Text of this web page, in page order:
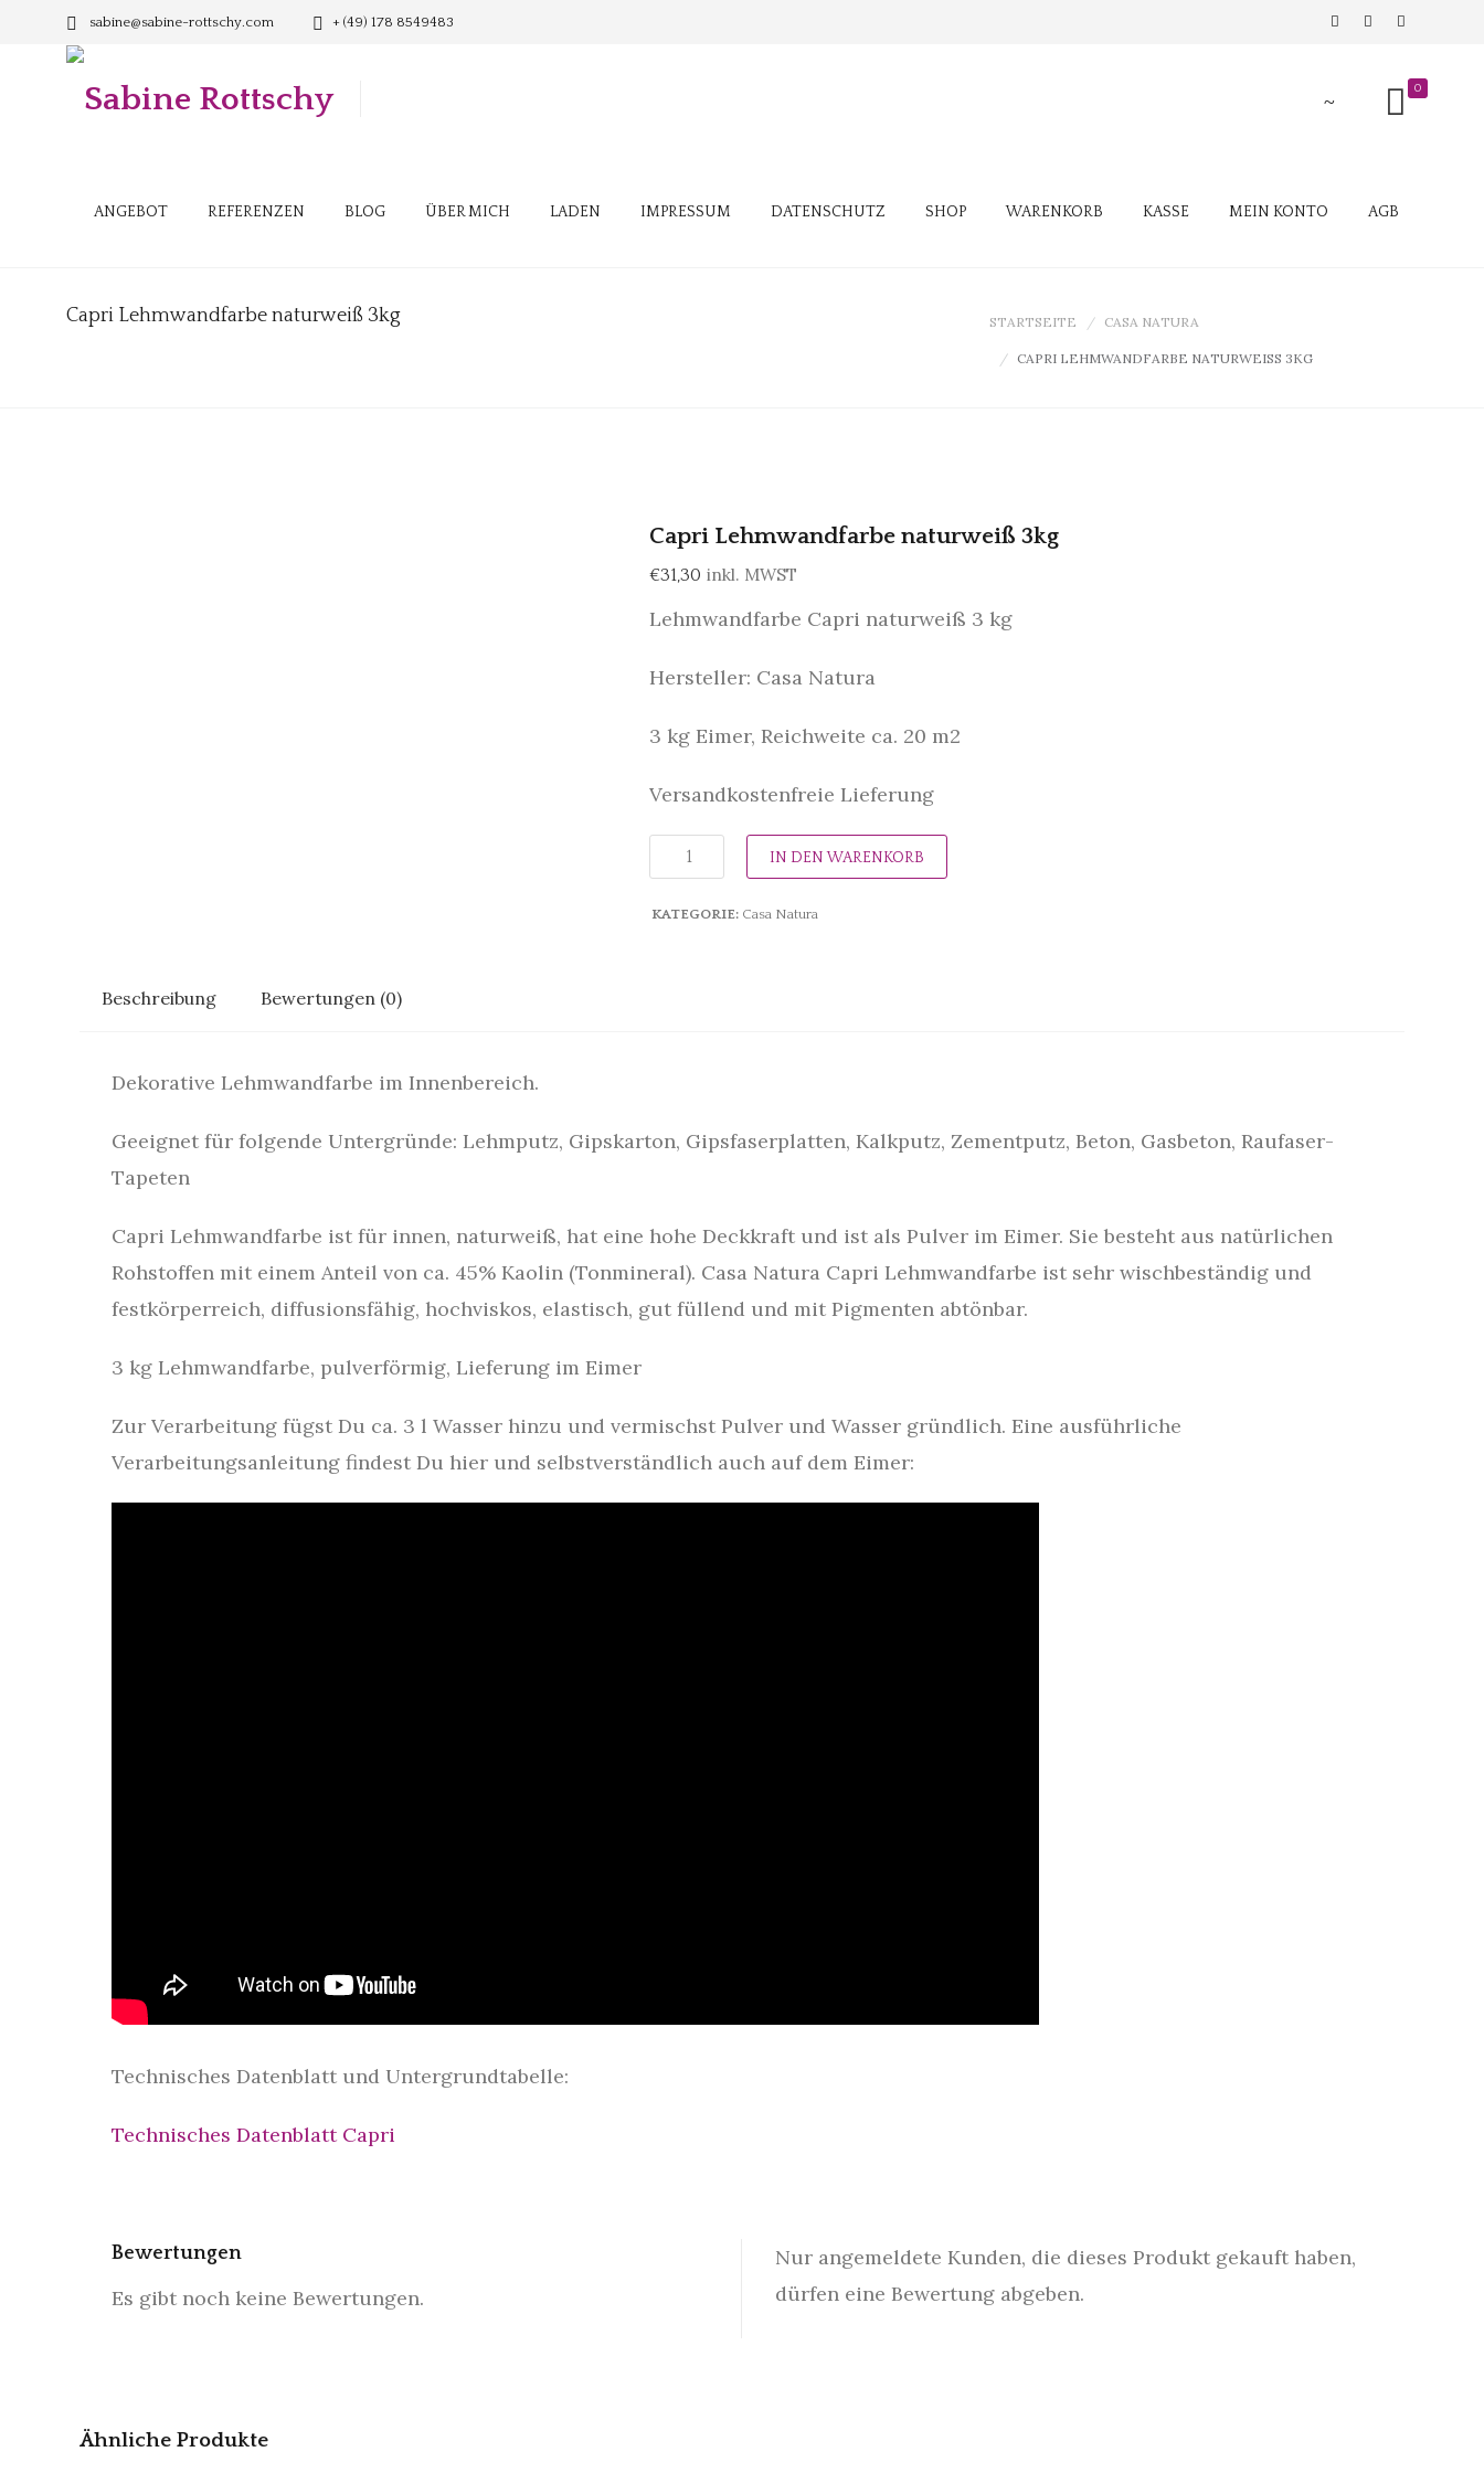
sabine@sabine-rottschy.com + (49) 178 8549483
0
ANGEBOT REFERENZEN BLOG ÜBER MICH LADEN IMPRESSUM DATENSCHUTZ SHOP WARENKORB KASSE MEIN KONTO AGB
Capri Lehmwandfarbe naturweiß 3kg STARTSEITE CASA NATURA
CAPRI LEHMWANDFARBE NATURWEISS 3KG
Capri Lehmwandfarbe naturweiß 3kg
€31,30 inkl. MWST
Lehmwandfarbe Capri naturweiß 3 kg
Hersteller: Casa Natura
3 kg Eimer, Reichweite ca. 20 m2
Versandkostenfreie Lieferung
IN DEN WARENKORB
KATEGORIE: Casa Natura
Beschreibung Bewertungen (0)
Dekorative Lehmwandfarbe im Innenbereich.
Geeignet für folgende Untergründe: Lehmputz, Gipskarton, Gipsfaserplatten, Kalkputz, Zementputz, Beton, Gasbeton, Raufaser-
Tapeten
Capri Lehmwandfarbe ist für innen, naturweiß, hat eine hohe Deckkraft und ist als Pulver im Eimer. Sie besteht aus natürlichen
Rohstoffen mit einem Anteil von ca. 45% Kaolin (Tonmineral). Casa Natura Capri Lehmwandfarbe ist sehr wischbeständig und
festkörperreich, diffusionsfähig, hochviskos, elastisch, gut füllend und mit Pigmenten abtönbar.
3 kg Lehmwandfarbe, pulverförmig, Lieferung im Eimer
Zur Verarbeitung fügst Du ca. 3 l Wasser hinzu und vermischst Pulver und Wasser gründlich. Eine ausführliche
Verarbeitungsanleitung findest Du hier und selbstverständlich auch auf dem Eimer:
Technisches Datenblatt und Untergrundtabelle:
Technisches Datenblatt Capri
Bewertungen
Es gibt noch keine Bewertungen.
Nur angemeldete Kunden, die dieses Produkt gekauft haben,
dürfen eine Bewertung abgeben.
Ähnliche Produkte